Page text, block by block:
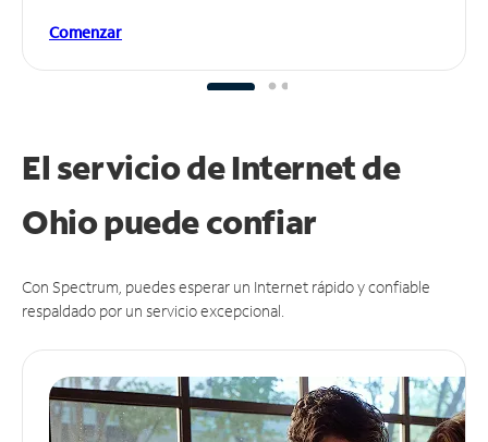
Comenzar
El servicio de Internet de
Ohio puedeconfiar
Con Spectrum, puedes esperar un Internet rápido y confiable
respaldado por un servicio excepcional.